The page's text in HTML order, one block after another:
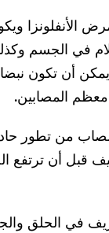
الأنفلونزا
في الجسم
حوالي 15 من كل 100
قبل أن ترتفع
في الحلق